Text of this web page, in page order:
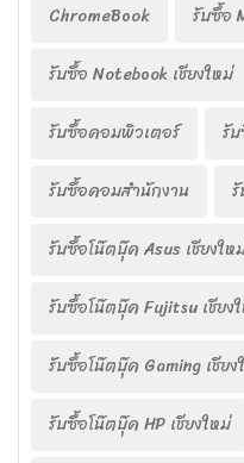
ChromeBook
รับซื้อ
รับซื้อ Notebook เชียงใหม่
รับซื้อคอมพิวเตอร์
รั
รับซื้อคอมสำนักงาน
รับซื้อโน๊ตบุ๊ค Asus เชียงให
รับซื้อโน๊ตบุ๊ค Fujitsu เชียง
รับซื้อโน๊ตบุ๊ค Gaming เชีย
รับซื้อโน๊ตบุ๊ค HP เชียงใหม่